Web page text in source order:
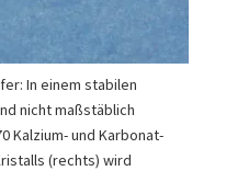
In einem stabilen
nicht maßstäblich
Kalzium- und Karbonat-
(rechts) wird